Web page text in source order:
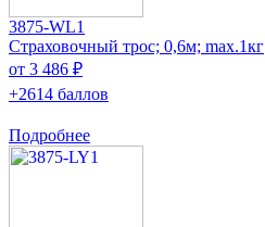
3875-WL1
Страховочный трос; 0,6м; max.1кг
от 3 486 ₽
+2614 баллов
Подробнее